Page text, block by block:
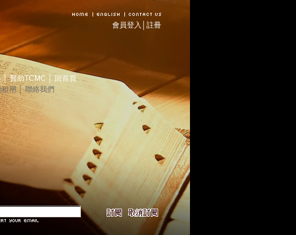
註冊
會員登入
│ 贊助TCMC │ 回首頁
租用│ 聯絡我們